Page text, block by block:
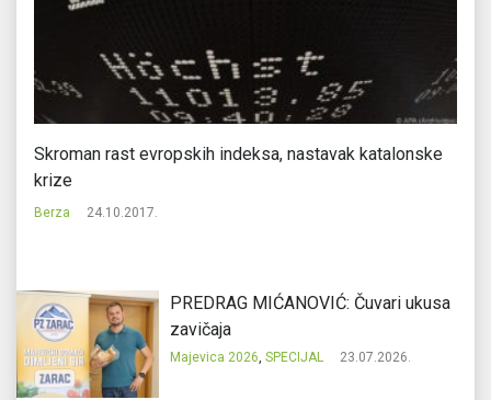
Skroman rast evropskih indeksa, nastavak katalonske
krize
Berza 24.10.2017.
PREDRAG MIĆANOVIĆ: Čuvari ukusa
zavičaja
Majevica 2026, SPECIJAL 23.07.2026.